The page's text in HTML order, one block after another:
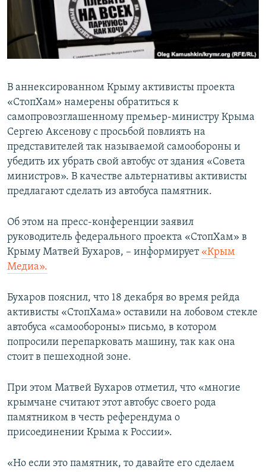
ПОБЕДИТЕЛЕЙ НЕ СУДЯТ?
КРЫМ.НЕПОКОРЕННЫЙ
ELIFBE
ПРИСОЕДИНЯЙТЕСЬ!
Все сайты RFE/RL
В аннексированном Крыму активисты проекта
«СтопХам» намерены обратиться к
самопровозглашенному премьер-министру Крыма
Сергею Аксенову с просьбой повлиять на
представителей так называемой самообороны и
убедить их убрать свой автобус от здания «Совета
министров». В качестве альтернативы активисты
предлагают сделать из автобуса памятник.
Об этом на пресс-конференции заявил
руководитель федерального проекта «СтопХам» в
Крыму Матвей Бухаров, – информирует «Крым
Медиа».
Бухаров пояснил, что 18 декабря во время рейда
активисты «СтопХама» оставили на лобовом стекле
автобуса «самообороны» письмо, в котором
попросили перепарковать машину, так как она
стоит в пешеходной зоне.
При этом Матвей Бухаров отметил, что «многие
крымчане считают этот автобус своего рода
памятником в честь референдума о
присоединении Крыма к России».
«Но если это памятник, то давайте его сделаем